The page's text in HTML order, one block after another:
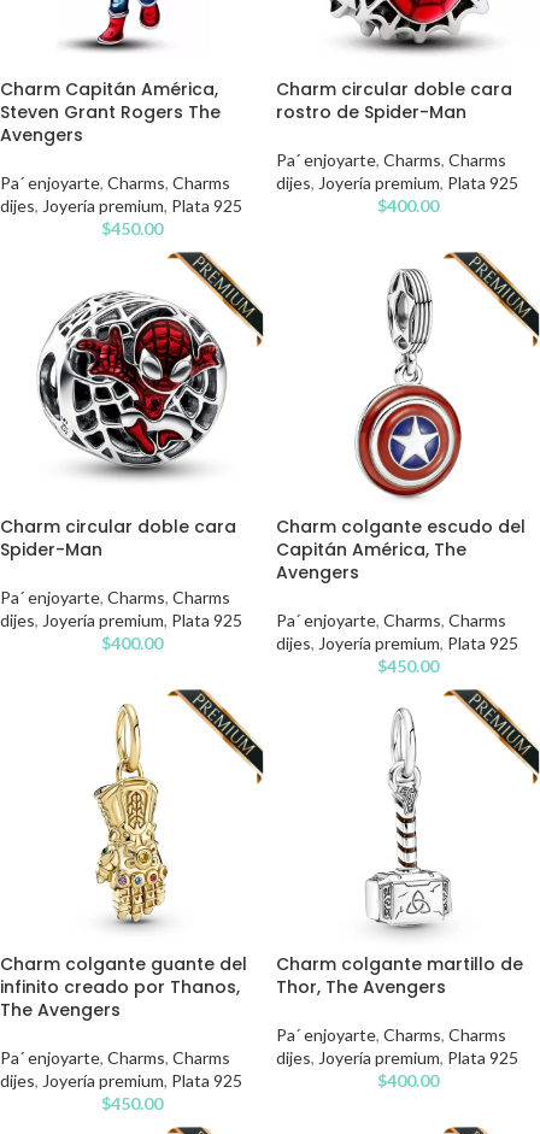
Charm Capitán América,
Steven Grant Rogers The
Avengers
Pa´ enjoyarte, Charms, Charms
dijes, Joyería premium, Plata 925
$450.00
Charm circular doble cara
rostro de Spider-Man
Pa´ enjoyarte, Charms, Charms
dijes, Joyería premium, Plata 925
$400.00
Charm circular doble cara
Spider-Man
Pa´ enjoyarte, Charms, Charms
dijes, Joyería premium, Plata 925
$400.00
Charm colgante escudo del
Capitán América, The
Avengers
Pa´ enjoyarte, Charms, Charms
dijes, Joyería premium, Plata 925
$450.00
Charm colgante guante del
infinito creado por Thanos,
The Avengers
Pa´ enjoyarte, Charms, Charms
dijes, Joyería premium, Plata 925
$450.00
Charm colgante martillo de
Thor, The Avengers
Pa´ enjoyarte, Charms, Charms
dijes, Joyería premium, Plata 925
$400.00